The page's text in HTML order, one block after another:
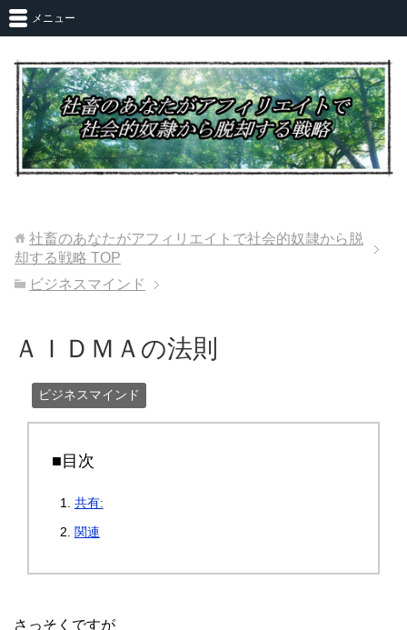
メニュー
社畜のあなたがアフィリエイトで社会的奴隷から脱
却する戦略 TOP
ビジネスマインド
ＡＩＤＭＡの法則
ビジネスマインド
■目次
共有:
関連
さっそくですが